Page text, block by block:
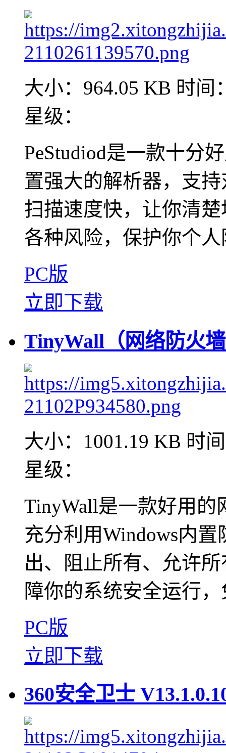
大小：964.05 KB 时间
星级：
PeStudiod是一款十分
置强大的解析器，支
扫描速度快，让你清
各种风险，保护你个
PC版
立即下载
TinyWall（网络防火
大小：1001.19 KB 时
星级：
TinyWall是一款好用的
充分利用Windows内
出、阻止所有、允许
障你的系统安全运行
PC版
立即下载
360安全卫士